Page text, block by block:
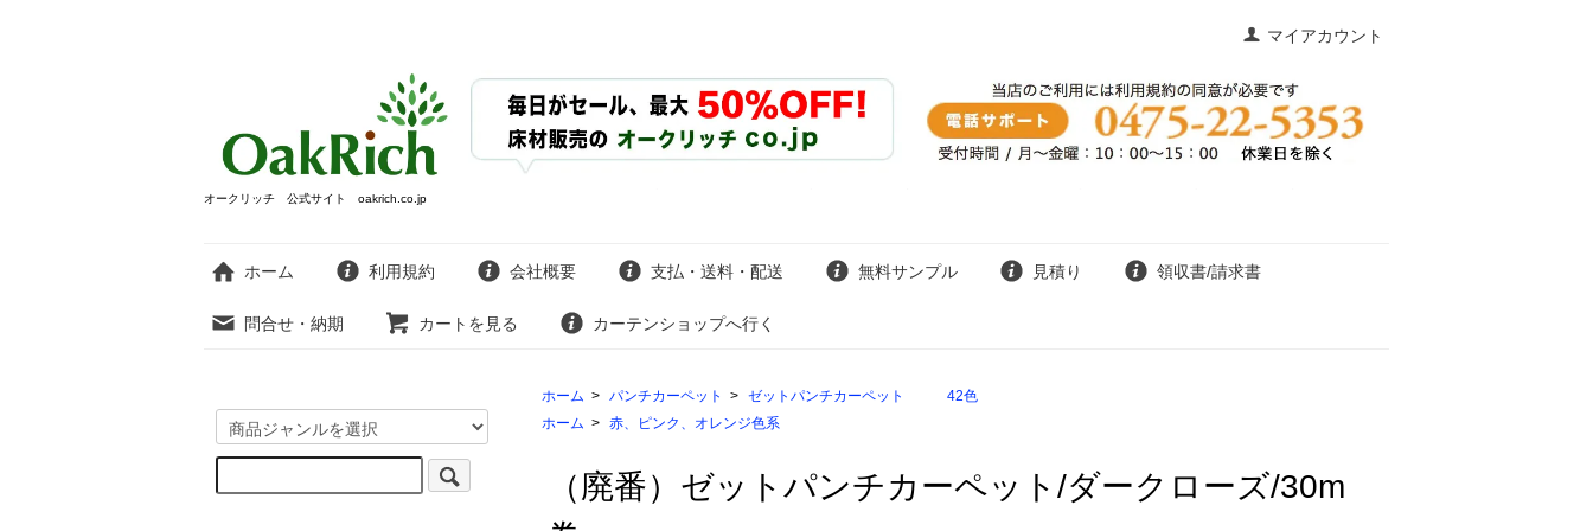
マイアカウント
オークリッチ 公式サイト oakrich.co.jp
ホーム 利用規約 会社概要 支払・送料・配送 無料サンプル 見積り 領収書/請求書
問合せ・納期 カートを見る カーテンショップへ行く
ホーム > パンチカーペット > ゼットパンチカーペット 42色
ホーム > 赤、ピンク、オレンジ色系
（廃番）ゼットパンチカーペット/ダークローズ/30m